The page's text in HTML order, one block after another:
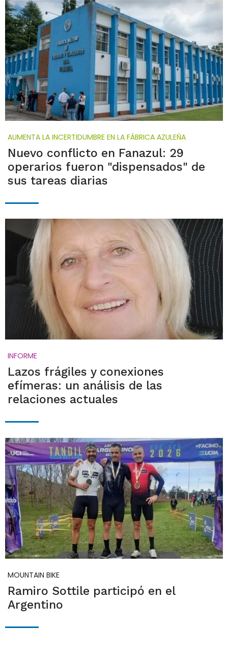
AUMENTA LA INCERTIDUMBRE EN LA FÁBRICA AZULEÑA
Nuevo conflicto en Fanazul: 29
operarios fueron "dispensados" de
sus tareas diarias
INFORME
Lazos frágiles y conexiones
efímeras: un análisis de las
relaciones actuales
MOUNTAIN BIKE
Ramiro Sottile participó en el
Argentino